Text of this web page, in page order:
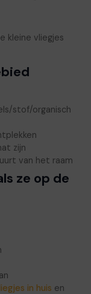
kleine vliegjes
stof/organisch
zijn
van het raam
ze op de
in huis en